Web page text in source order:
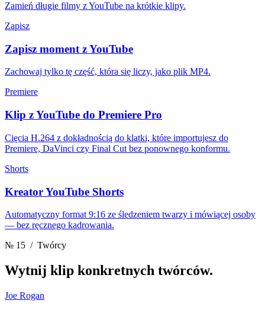
Zamień długie filmy z YouTube na krótkie klipy.
Zapisz
Zapisz moment z YouTube
Zachowaj tylko tę część, która się liczy, jako plik MP4.
Premiere
Klip z YouTube do Premiere Pro
Cięcia H.264 z dokładnością do klatki, które importujesz do
Premiere, DaVinci czy Final Cut bez ponownego konformu.
Shorts
Kreator YouTube Shorts
Automatyczny format 9:16 ze śledzeniem twarzy i mówiącej osoby
— bez ręcznego kadrowania.
№ 15 / Twórcy
Wytnij klip konkretnych twórców.
Joe Rogan